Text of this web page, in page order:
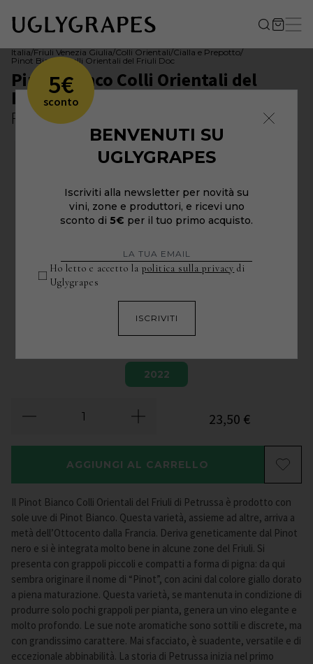
Italia/Friuli Venezia Giulia/Colli Orientali/Cialla e Prepotto/
Pinot Bianco Colli Orientali del Friuli Doc
Pinot Bianco Colli Orientali del
Friuli Doc 2022
Petrussa
Il Pinot Bianco Colli Orientali del Friuli di Petrussa è prodotto con
sole uve di Pinot Bianco. Questa varietà, assieme ad altre, arriva a
metà dell’Ottocento dalla Francia. Deriva geneticamente dal Pinot
nero e si è integrata molto bene in alcune zone del Friuli. Si
presenta con grappoli piccoli e compatti a forma di pigna: da qui
sembra originare il nome di “Pinot”, con acini dal colore giallo dorato
a piena maturazione. Questa varietà, se mantenuta in condizione di
produrre solo pochi grappoli per pianta, genera un vino elegante e
molto profondo. Le sue note aromatiche sono sottili e discrete, ma
con grandissimo carattere. Mai sfacciato, è suadente, versatile e di
eccezionale abbinabilità. La storia di Petrussa inizia nel primo
2022
23,50 €
AGGIUNGI AL CARRELLO
5€
sconto
BENVENUTI SU
UGLYGRAPES
Iscriviti alla newsletter per novità su
vini, zone e produttori, e ricevi uno
sconto di 5€ per il tuo primo acquisto.
Ho letto e accetto lapolitica sulla privacy di
Uglygrapes
ISCRIVITI